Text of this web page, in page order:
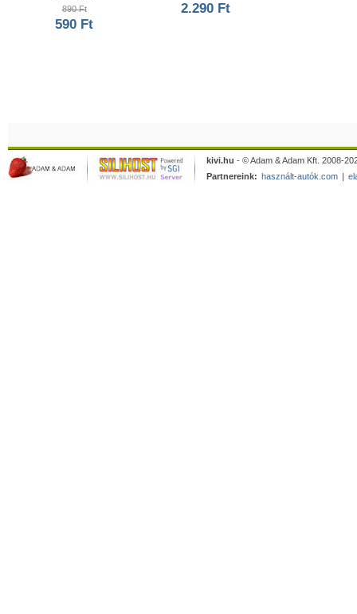
890 Ft
590 Ft
2.290 Ft
kivi.hu - © Adam & Adam Kft. 2008-
Partnereink: használt-autók.com |